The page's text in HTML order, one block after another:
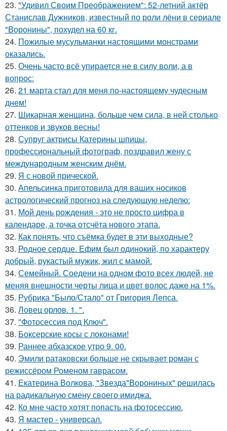
23. "Удивил Своим Преображением": 52-летний актёр
Станислав Дужников, известный по роли лёни в сериале
"Воронины", похудел на 60 кг.
24. Пожилые мусульманки настоящими монстрами
оказались.
25. Очень часто всё упирается не в силу воли, а в
вопрос:
26. 21 марта стал для меня по-настоящему чудесным
днем!
27. Шикарная женщина, больше чем сила, в ней столько
оттенков и звуков весны!
28. Супруг актрисы Катерины шпицы,
профессиональный фотограф, поздравил жену с
международным женским днём.
29. Я с новой прической.
30. Апельсинка приготовила для ваших носиков
астрологический прогноз на следующую неделю:
31. Мой день рождения - это не просто цифра в
календаре, а точка отсчёта нового этапа.
32. Как понять, что съёмка будет в эти выходные?
33. Родное сердце. Ефим был одинокий, по характеру
добрый, рукастый мужик, жил с мамой.
34. Семейный. Соедени на одном фото всех людей, не
меняя внешности черты лица и цвет волос даже на 1%.
35. Рубрика "Было/Стало" от Григория Лепса.
36. Ловец орлов. 1. ".
37. "Фотосессия под Ключ".
38. Боксерские косы с локонами!
39. Раннее абхазское утро 9. 00.
40. Эмили ратаковски больше не скрывает роман с
режиссёром Роменом гаврасом.
41. Екатерина Волкова, "Звезда"Ворониных" решилась
на радикальную смену своего имиджа.
42. Ко мне часто хотят попасть на фотосессию.
43. Я мастер - универсал.